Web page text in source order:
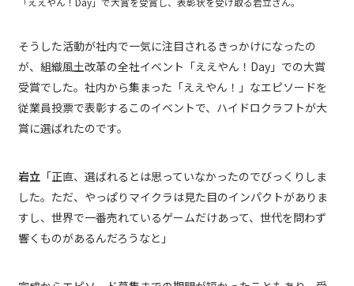
そうした活動が社内で一気に注目されるきっかけになったの
が、組織風土改革の全社イベント「ええやん！Day」での大賞
受賞でした。社内から集まった「ええやん！」なエピソードを
従業員投票で表彰するこのイベントで、ハイドロクラフトが大
賞に選ばれたのです。
岩立 「正直、選ばれるとは思っていなかったのでびっくりしま
した。ただ、やっぱりマイクラは見た目のインパクトがありま
すし、世界で一番売れているゲームだけあって、世代を問わず
響くものがあるんだろうなと」